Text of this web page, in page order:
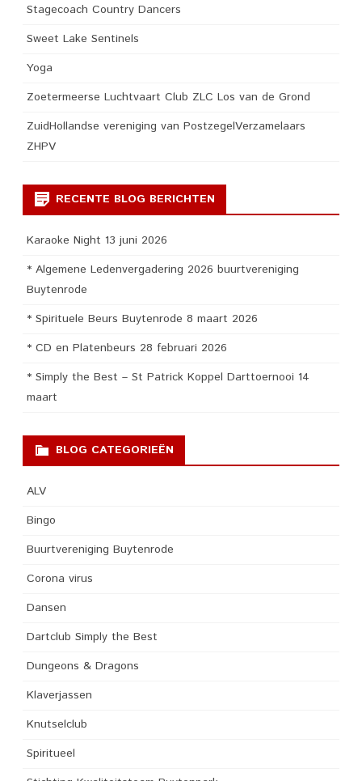
Stagecoach Country Dancers
Sweet Lake Sentinels
Yoga
Zoetermeerse Luchtvaart Club ZLC Los van de Grond
ZuidHollandse vereniging van PostzegelVerzamelaars
ZHPV
RECENTE BLOG BERICHTEN
Karaoke Night 13 juni 2026
* Algemene Ledenvergadering 2026 buurtvereniging
Buytenrode
* Spirituele Beurs Buytenrode 8 maart 2026
* CD en Platenbeurs 28 februari 2026
* Simply the Best – St Patrick Koppel Darttoernooi 14
maart
BLOG CATEGORIEËN
ALV
Bingo
Buurtvereniging Buytenrode
Corona virus
Dansen
Dartclub Simply the Best
Dungeons & Dragons
Klaverjassen
Knutselclub
Spiritueel